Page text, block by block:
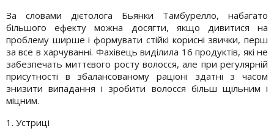
За словами дієтолога Бьянки Тамбурелло, набагато
більшого ефекту можна досягти, якщо дивитися на
проблему ширше і формувати стійкі корисні звички, перш
за все в харчуванні. Фахівець виділила 16 продуктів, які не
забезпечать миттєвого росту волосся, але при регулярній
присутності в збалансованому раціоні здатні з часом
знизити випадання і зробити волосся більш щільним і
міцним.
1. Устриці